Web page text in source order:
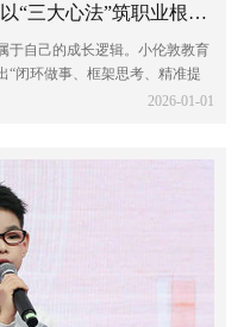
党建引领·榜样同行 | 李雄飞：以“三大心法”筑职业根基，与团队共赴远方
于自己的成长逻辑。小伦敦教育
“闭环做事、框架思考、精准提
进阶，更书写了与团队同心共
2026-01-01